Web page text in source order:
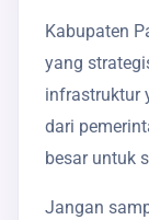
Kabupaten
yang
infrastruktur
dari
besar untuk
Jangan